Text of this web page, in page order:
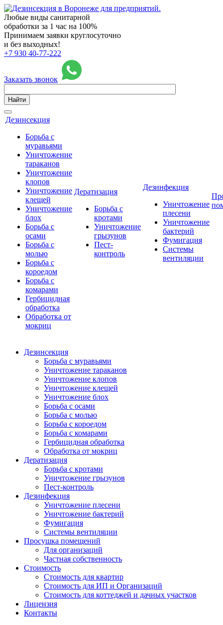
Любые виды санитарной
обработки за 1 час на 100%
Принимаем заявки круглосуточно
и без выходных!
+7 930 40-77-222
Заказать звонок
Найти
Дезинсекция
Борьба с
муравьями
Уничтожение
тараканов
Уничтожение
клопов
Уничтожение
клещей
Уничтожение
блох
Борьба с
осами
Борьба с
молью
Борьба с
короедом
Борьба с
комарами
Гербицидная
обработка
Обработка от
мокриц
Дератизация
Борьба с
кротами
Уничтожение
грызунов
Пест-
контроль
Дезинфекция
Уничтожение
плесени
Уничтожение
бактерий
Фумигация
Системы
вентиляции
Дезинсекция
Борьба с муравьями
Уничтожение тараканов
Уничтожение клопов
Уничтожение клещей
Уничтожение блох
Борьба с осами
Борьба с молью
Борьба с короедом
Борьба с комарами
Гербицидная обработка
Обработка от мокриц
Дератизация
Борьба с кротами
Уничтожение грызунов
Пест-контроль
Дезинфекция
Уничтожение плесени
Уничтожение бактерий
Фумигация
Системы вентиляции
Просушка помещений
Для организаций
Частная собственность
Стоимость
Стоимость для квартир
Стоимость для ИП и Организаций
Стоимость для коттеджей и дачных участков
Лицензия
Контакты